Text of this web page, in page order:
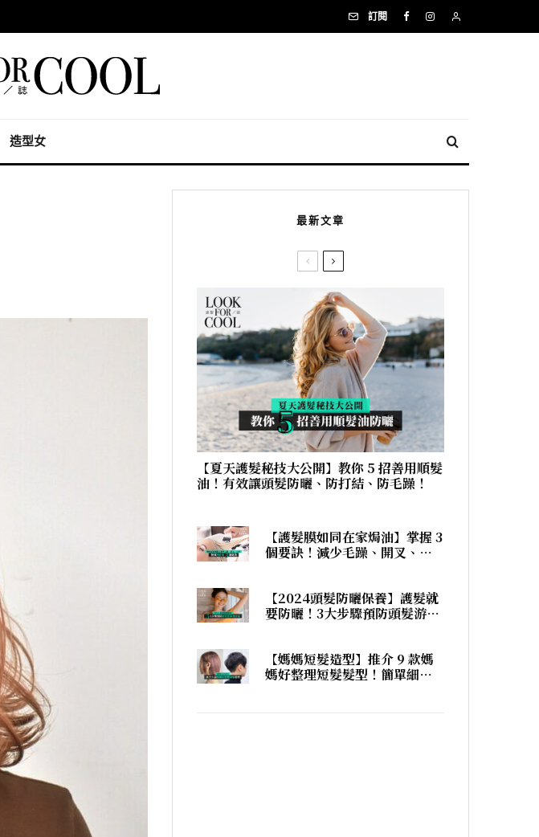
訂閱
造型女
最新文章
【夏天護髮秘技大公開】教你 5 招善用順髮
油！有效讓頭髮防曬、防打結、防毛躁！
【護髮膜如同在家焗油】掌握 3
個要訣！減少毛躁、開叉、打
【2024頭髮防曬保養】護髮就
要防曬！3大步驟預防頭髮游水
【媽媽短髮造型】推介 9 款媽
媽好整理短髮髮型！簡單細節